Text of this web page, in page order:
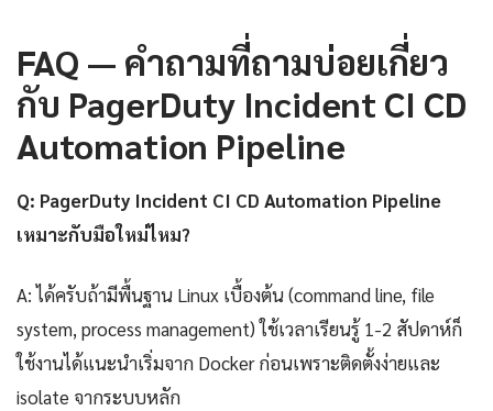
FAQ — คำถามที่ถามบ่อยเกี่ยว
กับ PagerDuty Incident CI CD
Automation Pipeline
Q: PagerDuty Incident CI CD Automation Pipeline
เหมาะกับมือใหม่ไหม?
A: ได้ครับถ้ามีพื้นฐาน Linux เบื้องต้น (command line, file
system, process management) ใช้เวลาเรียนรู้ 1-2 สัปดาห์ก็
ใช้งานได้แนะนำเริ่มจาก Docker ก่อนเพราะติดตั้งง่ายและ
isolate จากระบบหลัก